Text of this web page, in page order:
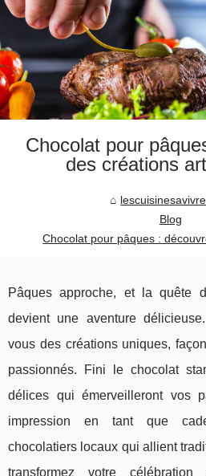
Chocolat pour
des créations
Blog
Chocolat pour pâques :
Pâques approche, et la quête
devient une aventure
vous des créations uniques,
passionnés. Fini le chocolat
délices qui émerveilleront vos
impression en tant que
chocolatiers locaux qui allient
transformez votre